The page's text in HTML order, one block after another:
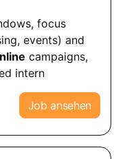
focus
events) and
campaigns,
intern
Job ansehen